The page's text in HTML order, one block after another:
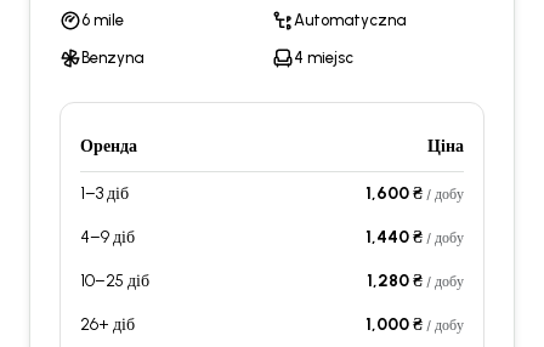
6 mile Automatyczna
Benzyna 4 miejsc
Оренда Ціна
1–3 діб 1,600 ₴ / добу
4–9 діб 1,440 ₴ / добу
10–25 діб 1,280 ₴ / добу
26+ діб 1,000 ₴ / добу